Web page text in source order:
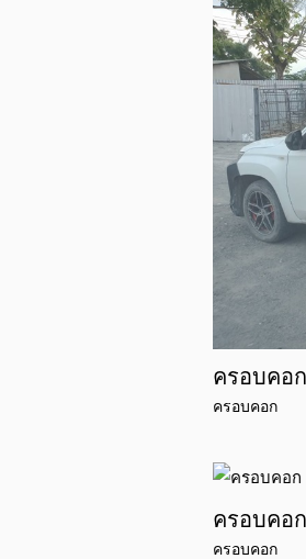
ครอบคอ
ครอบคอก
ครอบคอ
ครอบคอก